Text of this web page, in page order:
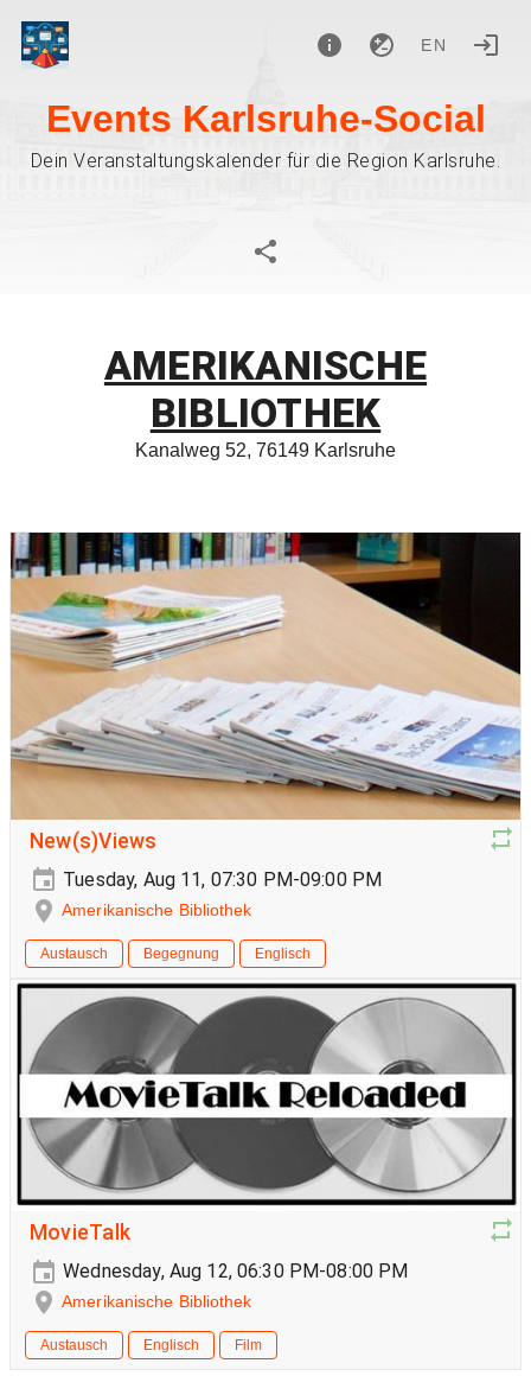
EN
Events Karlsruhe-Social
Dein Veranstaltungskalender für die Region Karlsruhe.
AMERIKANISCHE
BIBLIOTHEK
Kanalweg 52, 76149 Karlsruhe
New(s)Views
Tuesday, Aug 11, 07:30 PM-09:00 PM
Amerikanische Bibliothek
Austausch Begegnung Englisch
MovieTalk
Wednesday, Aug 12, 06:30 PM-08:00 PM
Amerikanische Bibliothek
Austausch Englisch Film